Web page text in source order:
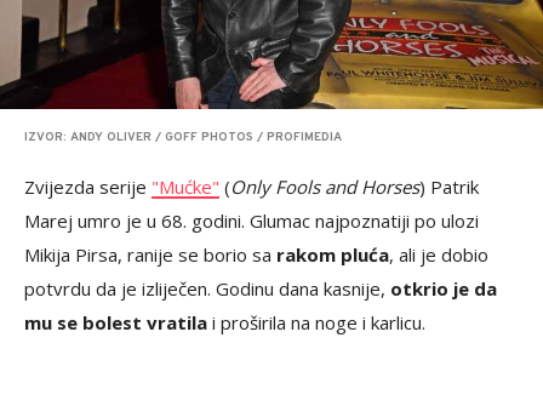
IZVOR: ANDY OLIVER / GOFF PHOTOS / PROFIMEDIA
Zvijezda serije "Mućke" (Only Fools and Horses) Patrik
Marej umrо je u 68. godini. Glumac najpoznatiji po ulozi
Mikija Pirsa, ranije se borio sa rakom pluća, ali je dobio
potvrdu da je izliječen. Godinu dana kasnije, otkrio je da
mu se bolest vratila i proširila na noge i karlicu.